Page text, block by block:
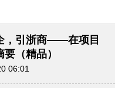
，引浙商——在项目
（精品）
06:01